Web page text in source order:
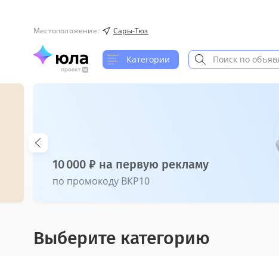
Местоположение: Сары-Тюз
Категории
10 000 ₽ на первую рекламу
по промокоду ВКР10
Выберите категорию